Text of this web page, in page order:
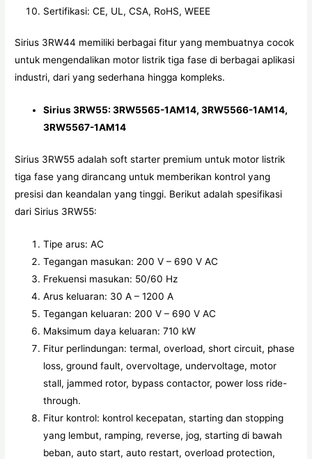
Sertifikasi: CE, UL, CSA, RoHS, WEEE
Sirius 3RW44 memiliki berbagai fitur yang membuatnya cocok
untuk mengendalikan motor listrik tiga fase di berbagai aplikasi
industri, dari yang sederhana hingga kompleks.
Sirius 3RW55: 3RW5565-1AM14, 3RW5566-1AM14,
3RW5567-1AM14
Sirius 3RW55 adalah soft starter premium untuk motor listrik
tiga fase yang dirancang untuk memberikan kontrol yang
presisi dan keandalan yang tinggi. Berikut adalah spesifikasi
dari Sirius 3RW55:
Tipe arus: AC
Tegangan masukan: 200 V – 690 V AC
Frekuensi masukan: 50/60 Hz
Arus keluaran: 30 A – 1200 A
Tegangan keluaran: 200 V – 690 V AC
Maksimum daya keluaran: 710 kW
Fitur perlindungan: termal, overload, short circuit, phase
loss, ground fault, overvoltage, undervoltage, motor
stall, jammed rotor, bypass contactor, power loss ride-
through.
Fitur kontrol: kontrol kecepatan, starting dan stopping
yang lembut, ramping, reverse, jog, starting di bawah
beban, auto start, auto restart, overload protection,